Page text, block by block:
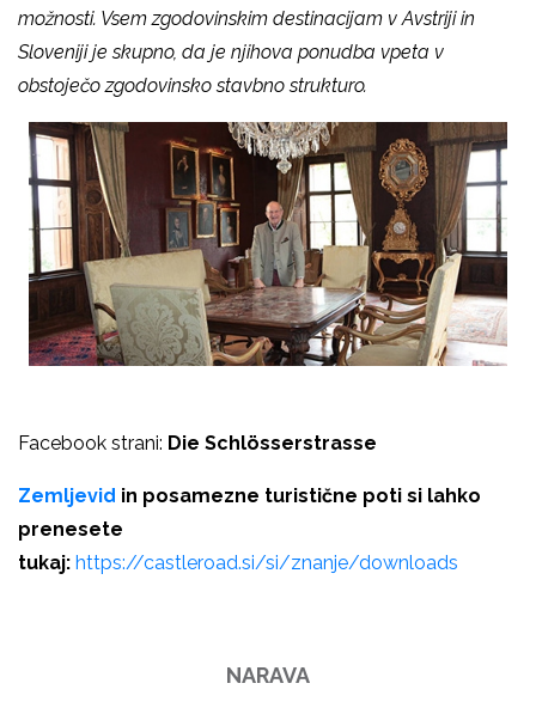
možnosti. Vsem zgodovinskim destinacijam v Avstriji in
Sloveniji je skupno, da je njihova ponudba vpeta v
obstoječo zgodovinsko stavbno strukturo.
Facebook strani: Die Schlösserstrasse
Zemljevid in posamezne turistične poti si lahko
prenesete
tukaj: https://castleroad.si/si/znanje/downloads
NARAVA